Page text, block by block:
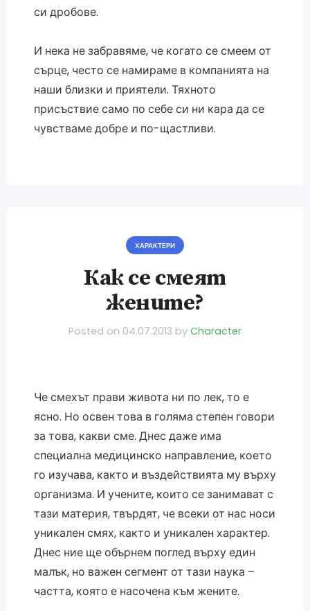
си дробове.
И нека не забравяме, че когато се смеем от
сърце, често се намираме в компанията на
наши близки и приятели. Тяхното
присъствие само по себе си ни кара да се
чувстваме добре и по-щастливи.
ХАРАКТЕРИ
Как се смеят
жените?
Posted on 04.07.2013 by Character
Че смехът прави живота ни по лек, то е
ясно. Но освен това в голяма степен говори
за това, какви сме. Днес даже има
специална медицинско направление, което
го изучава, както и въздействията му върху
организма. И учените, които се занимават с
тази материя, твърдят, че всеки от нас носи
уникален смях, както и уникален характер.
Днес ние ще обърнем поглед върху един
малък, но важен сегмент от тази наука –
частта, която е насочена към жените.